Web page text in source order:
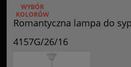
Romantyczna lampa do
4157G/26/16
WYBÓR
KOLORÓW